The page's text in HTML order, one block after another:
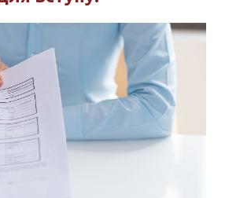
вступу: